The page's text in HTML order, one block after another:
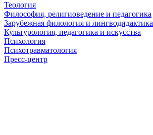
Теология
Философия, религиоведение и педагогика
Зарубежная филология и лингводидактика
Культурология, педагогика и искусства
Психология
Психотравматология
Пресс-центр